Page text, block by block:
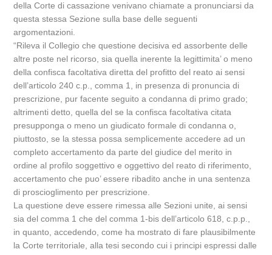
della Corte di cassazione venivano chiamate a pronunciarsi da
questa stessa Sezione sulla base delle seguenti
argomentazioni.
“Rileva il Collegio che questione decisiva ed assorbente delle
altre poste nel ricorso, sia quella inerente la legittimita’ o meno
della confisca facoltativa diretta del profitto del reato ai sensi
dell’articolo 240 c.p., comma 1, in presenza di pronuncia di
prescrizione, pur facente seguito a condanna di primo grado;
altrimenti detto, quella del se la confisca facoltativa citata
presupponga o meno un giudicato formale di condanna o,
piuttosto, se la stessa possa semplicemente accedere ad un
completo accertamento da parte del giudice del merito in
ordine al profilo soggettivo e oggettivo del reato di riferimento,
accertamento che puo’ essere ribadito anche in una sentenza
di proscioglimento per prescrizione.
La questione deve essere rimessa alle Sezioni unite, ai sensi
sia del comma 1 che del comma 1-bis dell’articolo 618, c.p.p.,
in quanto, accedendo, come ha mostrato di fare plausibilmente
la Corte territoriale, alla tesi secondo cui i principi espressi dalle